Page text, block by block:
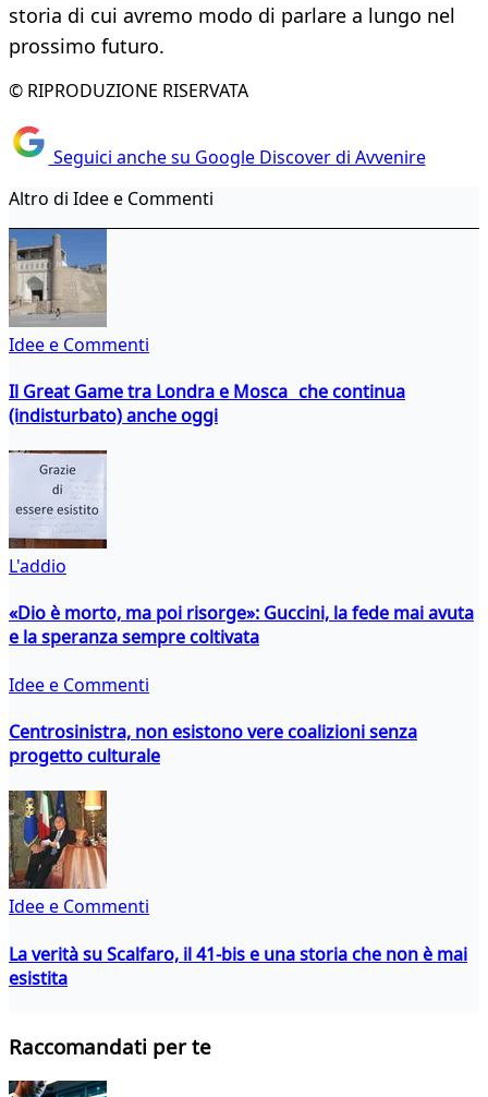
storia di cui avremo modo di parlare a lungo nel
prossimo futuro.
© RIPRODUZIONE RISERVATA
Seguici anche su Google Discover di Avvenire
Altro di Idee e Commenti
Idee e Commenti
Il Great Game tra Londra e Mosca che continua
(indisturbato) anche oggi
L'addio
«Dio è morto, ma poi risorge»: Guccini, la fede mai avuta
e la speranza sempre coltivata
Idee e Commenti
Centrosinistra, non esistono vere coalizioni senza
progetto culturale
Idee e Commenti
La verità su Scalfaro, il 41-bis e una storia che non è mai
esistita
Raccomandati per te